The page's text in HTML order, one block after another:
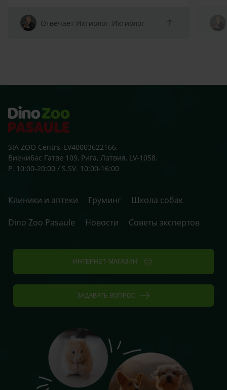
Отвечает Ихтиолог, Ихтиолог
SIA ZOO Centrs, LV40003622166,
Виенибас Гатве 109, Рига, Латвия, LV-1058.
P. 10:00-20:00 / S.SV. 10:00-16:00
Клиники и аптеки Груминг
Школа собак
Dino Zoo Pasaule
Новости Советы экспертов
ИНТЕРНЕТ-МАГАЗИН
ЗАДАВАТЬ ВОПРОС